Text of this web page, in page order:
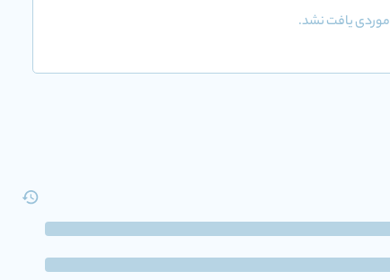
موردی یافت نشد.